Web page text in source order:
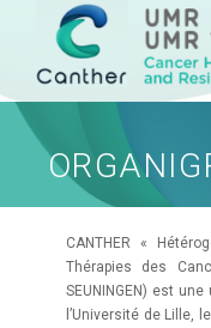
Canther
CANTHER «
Thérapies des
SEUNINGEN) est
l’Université de Lille,